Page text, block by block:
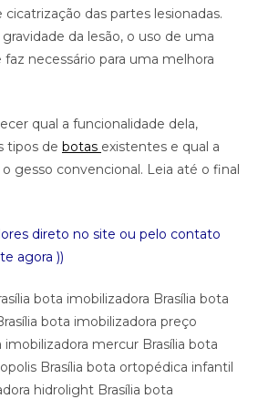
das partes lesionadas.
da lesão, o uso de uma
faz necessário para uma melhora
qual a funcionalidade dela,
tipos de botas existentes e qual a
gesso convencional. Leia até o final
direto no site ou pelo contato
agora ))
bota imobilizadora Brasília bota
bota imobilizadora preço
imobilizadora mercur Brasília bota
Brasília bota ortopédica infantil
hidrolight Brasília bota